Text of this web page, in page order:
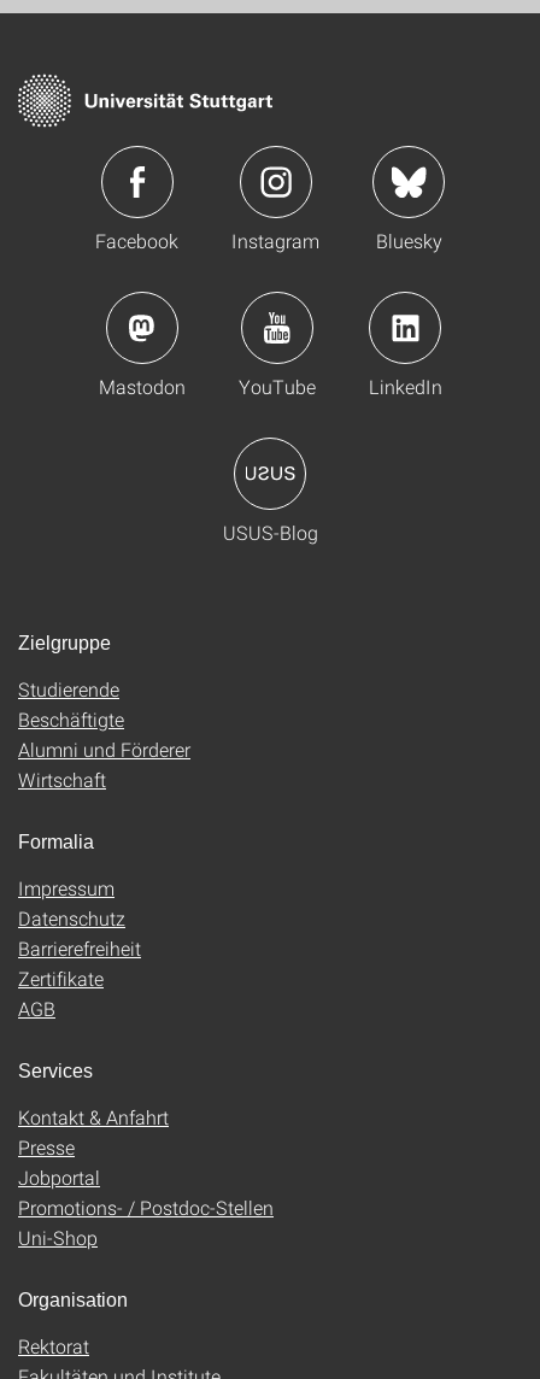
Facebook Instagram Bluesky
Mastodon YouTube LinkedIn
USUS-Blog
Zielgruppe
Studierende
Beschäftigte
Alumni und Förderer
Wirtschaft
Formalia
Impressum
Datenschutz
Barrierefreiheit
Zertifikate
AGB
Services
Kontakt & Anfahrt
Presse
Jobportal
Promotions- / Postdoc-Stellen
Uni-Shop
Organisation
Rektorat